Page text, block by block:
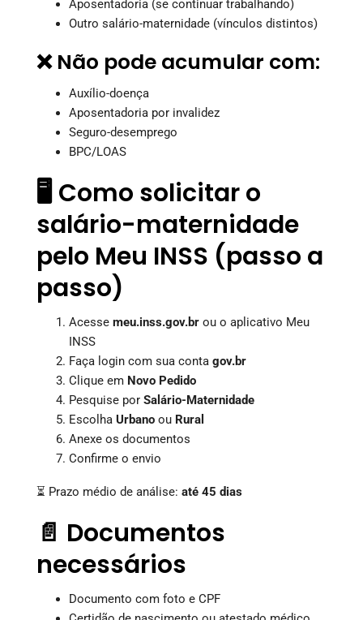
Aposentadoria (se continuar trabalhando)
Outro salário-maternidade (vínculos distintos)
❌ Não pode acumular com:
Auxílio-doença
Aposentadoria por invalidez
Seguro-desemprego
BPC/LOAS
🖥️ Como solicitar o
salário-maternidade
pelo Meu INSS (passo a
passo)
Acesse meu.inss.gov.br ou o aplicativo Meu
INSS
Faça login com sua conta gov.br
Clique em Novo Pedido
Pesquise por Salário-Maternidade
Escolha Urbano ou Rural
Anexe os documentos
Confirme o envio
⏳ Prazo médio de análise: até 45 dias
📄 Documentos
necessários
Documento com foto e CPF